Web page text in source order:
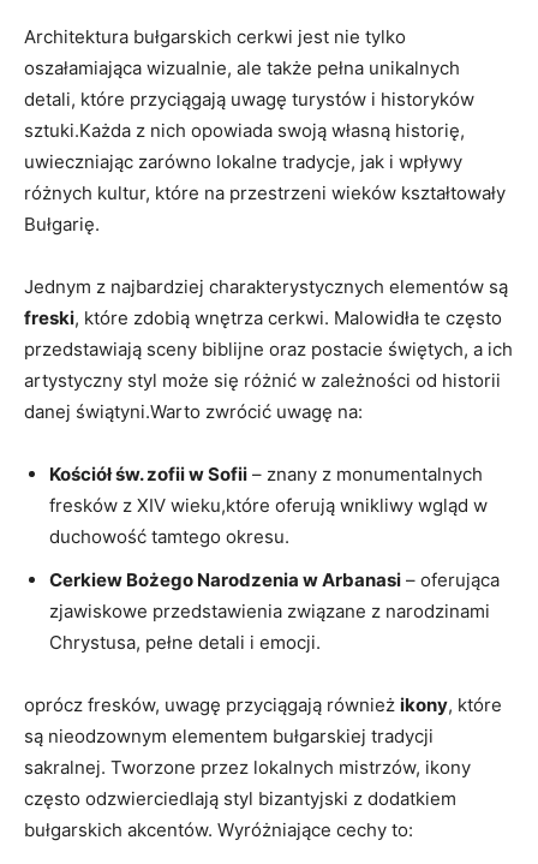
Architektura bułgarskich cerkwi jest nie tylko
oszałamiająca⁣ wizualnie, ⁢ale ​także pełna unikalnych
detali,⁤ które przyciągają uwagę turystów i historyków
⁢sztuki.Każda z nich ‍opowiada swoją własną historię,
uwieczniając‌ zarówno lokalne tradycje, ⁢jak i wpływy
różnych kultur, które na‌ przestrzeni wieków kształtowały​
Bułgarię.
Jednym z najbardziej charakterystycznych elementów są
freski, które zdobią wnętrza cerkwi. Malowidła te często
przedstawiają sceny biblijne oraz postacie świętych, ⁢a ich
artystyczny styl może się różnić w zależności od historii
danej świątyni.Warto zwrócić uwagę na:
Kościół św. zofii⁤ w ⁢Sofii – znany z monumentalnych
fresków⁤ z XIV wieku,które oferują wnikliwy wgląd w
duchowość tamtego okresu.
Cerkiew Bożego Narodzenia w⁣ Arbanasi – oferująca
zjawiskowe przedstawienia‌ związane z narodzinami
Chrystusa,⁤ pełne detali i emocji.
oprócz fresków, uwagę przyciągają również ikony, które⁤
są ​nieodzownym elementem bułgarskiej tradycji
sakralnej. Tworzone przez lokalnych mistrzów, ikony
często odzwierciedlają styl bizantyjski z dodatkiem
bułgarskich ‌akcentów. Wyróżniające cechy to: